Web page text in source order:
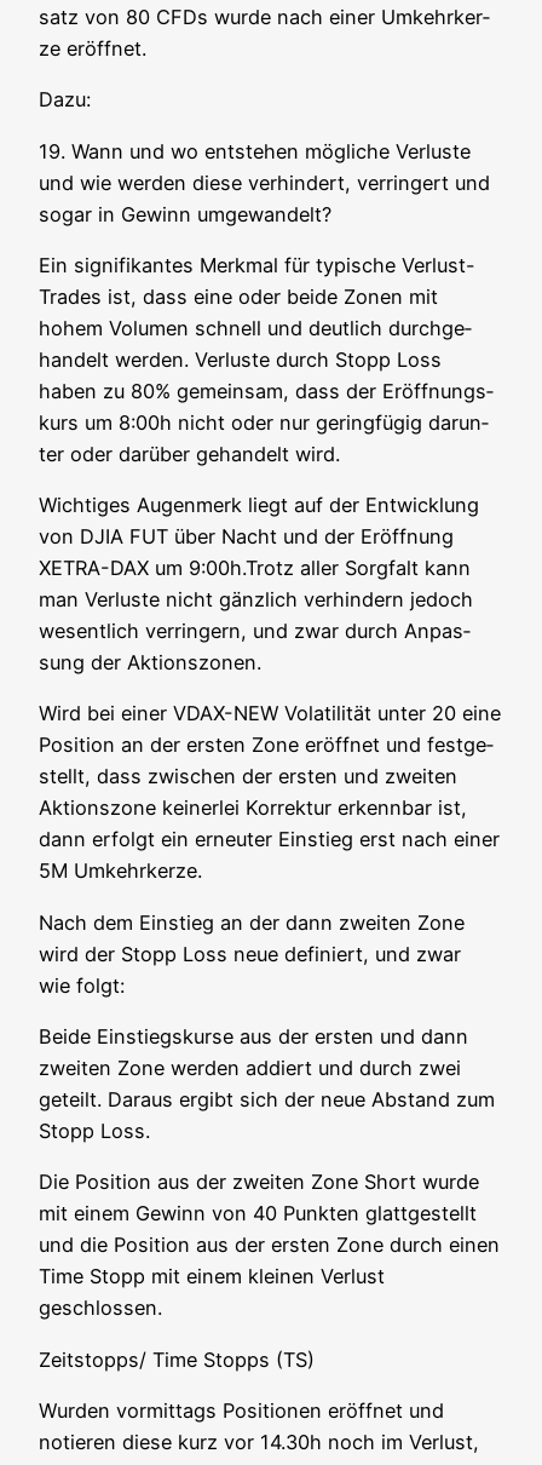
satz von 80 CFDs wur­de nach einer Umkehr­ker­
ze eröffnet.
Dazu:
19. Wann und wo ent­ste­hen mög­li­che Ver­lus­te
und wie wer­den die­se ver­hin­dert, ver­rin­gert und
sogar in Gewinn umgewandelt?
Ein signi­fi­kan­tes Merk­mal für typi­sche Ver­lust-
Trades ist, dass eine oder bei­de Zonen mit
hohem Volu­men schnell und deut­lich durch­ge­
han­delt wer­den. Ver­lus­te durch Stopp Loss
haben zu 80% gemein­sam, dass der Eröff­nungs­
kurs um 8:00h nicht oder nur gering­fü­gig dar­un­
ter oder dar­über gehan­delt wird.
Wich­ti­ges Augen­merk liegt auf der Ent­wick­lung
von DJIA FUT über Nacht und der Eröff­nung
XETRA-DAX um 9:00h.Trotz aller Sorg­falt kann
man Ver­lus­te nicht gänz­lich ver­hin­dern jedoch
wesent­lich ver­rin­gern, und zwar durch Anpas­
sung der Aktionszonen.
Wird bei einer VDAX-NEW Vola­ti­li­tät unter 20 eine
Posi­ti­on an der ers­ten Zone eröff­net und fest­ge­
stellt, dass zwi­schen der ers­ten und zwei­ten
Akti­ons­zo­ne kei­ner­lei Kor­rek­tur erkenn­bar ist,
dann erfolgt ein erneu­ter Ein­stieg erst nach einer
5M Umkehrkerze.
Nach dem Ein­stieg an der dann zwei­ten Zone
wird der Stopp Loss neue defi­niert, und zwar
wie folgt:
Bei­de Ein­stiegs­kur­se aus der ers­ten und dann
zwei­ten Zone wer­den addiert und durch zwei
geteilt. Dar­aus ergibt sich der neue Abstand zum
Stopp Loss.
Die Posi­ti­on aus der zwei­ten Zone Short wur­de
mit einem Gewinn von 40 Punk­ten glatt­ge­stellt
und die Posi­ti­on aus der ers­ten Zone durch einen
Time Stopp mit einem klei­nen Ver­lust
geschlossen.
Zeitstopps/ Time Stopps (TS)
Wur­den vor­mit­tags Posi­tio­nen eröff­net und
notie­ren die­se kurz vor 14.30h noch im Ver­lust,